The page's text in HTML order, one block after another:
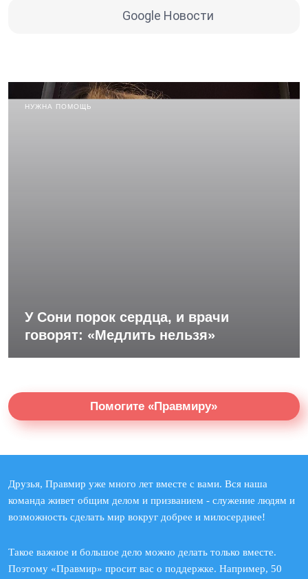
Google Новости
НУЖНА ПОМОЩЬ
У Сони порок сердца, и врачи
говорят: «Медлить нельзя»
Помогите «Правмиру»
Друзья, Правмир уже много лет вместе с вами. Вся наша
команда живет общим делом и призванием - служение людям и
возможность сделать мир вокруг добрее и милосерднее!
Такое важное и большое дело можно делать только вместе.
Поэтому «Правмир» просит вас о поддержке. Например, 50